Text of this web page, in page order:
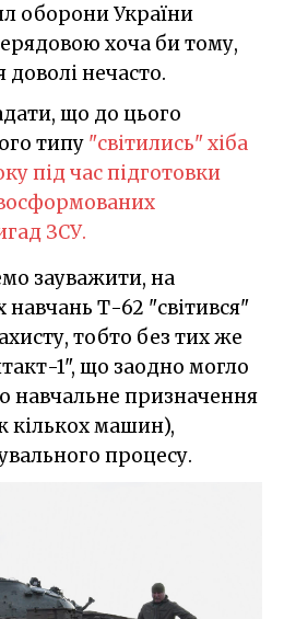
оборони України
хоча би тому,
доволі нечасто.
що до цього
типу "світились" хіба
під час підготовки
ЗСУ.
зауважити, на
навчань Т-62 "світився"
тобто без тих же
1", що заодно могло
навчальне призначення
кількох машин),
процесу.